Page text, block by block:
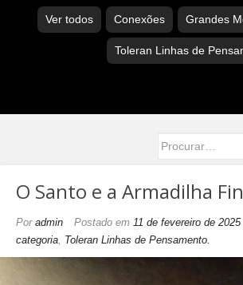
Ver todos Conexões Grandes
Toleran Linhas de
O Santo e a Armadilha
Por admin Postado em 11 de fevereiro de 2025
categoria, Toleran Linhas de Pensamento.